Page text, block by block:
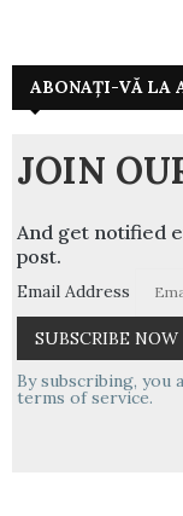
ABONAȚI-VĂ LA
JOIN
And get notified
post.
Email Address
By subscribing, you
terms of service.